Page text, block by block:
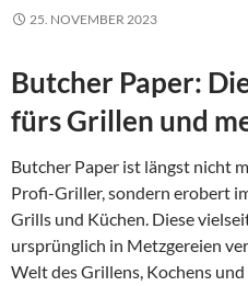
25. NOVEMBER 2023
Butcher Paper:
fürs Grillen und
Butcher Paper ist längst nicht
Profi-Griller, sondern erobert
Grills und Küchen. Diese
ursprünglich in Metzgereien
Welt des Grillens, Kochens